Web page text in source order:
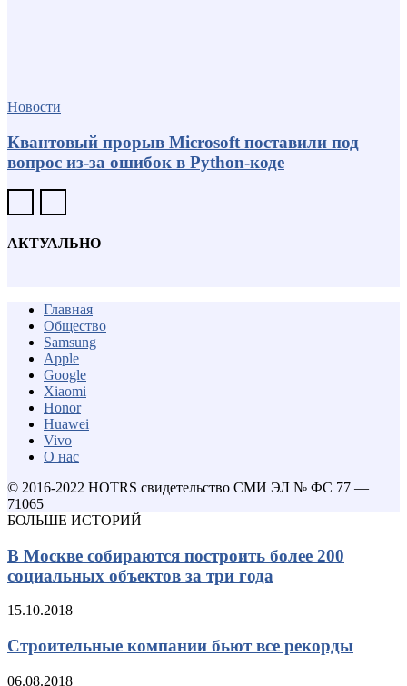
Новости
Квантовый прорыв Microsoft поставили под
вопрос из-за ошибок в Python-коде
АКТУАЛЬНО
Главная
Общество
Samsung
Apple
Google
Xiaomi
Honor
Huawei
Vivo
О нас
© 2016-2022 HOTRS свидетельство СМИ ЭЛ № ФС 77 —
71065
БОЛЬШЕ ИСТОРИЙ
В Москве собираются построить более 200
социальных объектов за три года
15.10.2018
Строительные компании бьют все рекорды
06.08.2018